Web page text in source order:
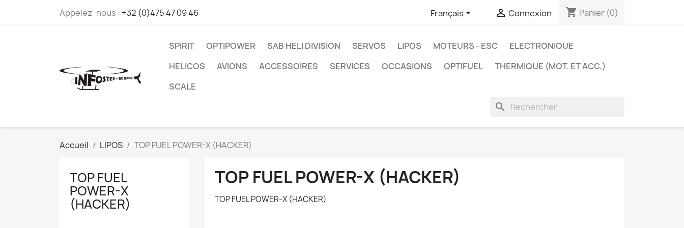
Appelez-nous : +32 (0)475 47 09 46 Français  Connexion shopping_cart Panier (0)
SPIRIT OPTIPOWER SAB HELI DIVISION SERVOS LIPOS MOTEURS - ESC
ELECTRONIQUE
HELICOS
AVIONS ACCESSOIRES SERVICES OCCASIONS OPTIFUEL
THERMIQUE (MOT. ET ACC.)
SCALE
search
Accueil LIPOS TOP FUEL POWER-X (HACKER)
TOP FUEL
POWER-X
(HACKER)
TOP FUEL POWER-X (HACKER)
TOP FUEL POWER-X (HACKER)